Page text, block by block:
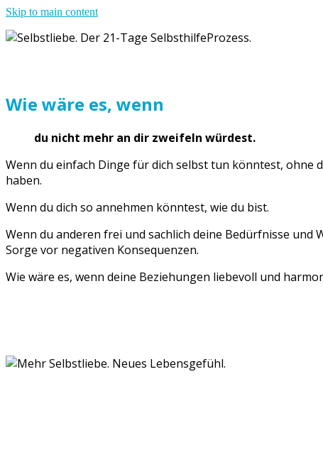
Skip to main content
Wie wäre es, wenn
du nicht mehr an dir zweifeln würdest.
Wenn du einfach Dinge für dich selbst tun könntest, ohne
haben.
Wenn du dich so annehmen könntest, wie du bist.
Wenn du anderen frei und sachlich deine Bedürfnisse und
Sorge vor negativen Konsequenzen.
Wie wäre es, wenn deine Beziehungen liebevoll und